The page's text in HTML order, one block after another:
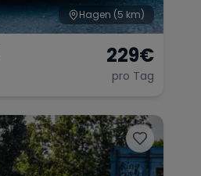
Hagen (5 km)
229€
pro Tag